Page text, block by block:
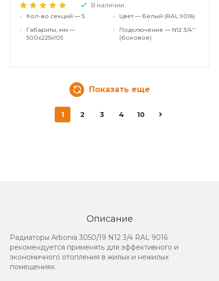
В наличии
•
Кол-во секций — 5
•
Габариты, мм —
500x225x105
•
Цвет — Белый (RAL 9016)
•
Подключение — N12 3/4''
(боковое)
Показать еще
1 2 3 4 10
Описание
Радиаторы Arbonia 3050/19 N12 3/4 RAL 9016
рекомендуется применять для эффективного и
экономичного отопления в жилых и нежилых
помещениях.